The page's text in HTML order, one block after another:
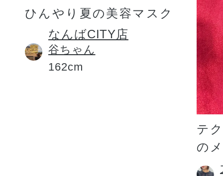
ひんやり夏の美容マスク
なんばCITY店
谷ちゃん
162cm
テ
の